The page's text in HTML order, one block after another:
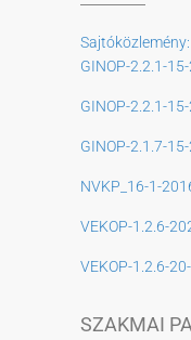
GINOP-2.2.1-
GINOP-2.2.1-
GINOP-2.1.7-
NVKP_16-1-
VEKOP-1.2.6-
VEKOP-1.2.6-
SZAKMAI